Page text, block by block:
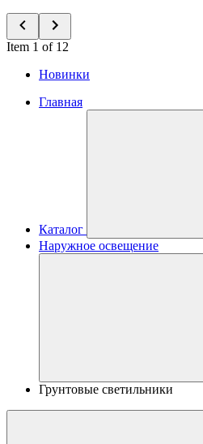
Item 1 of 12
Новинки
Главная
Каталог
Наружное освещение
Грунтовые светильники